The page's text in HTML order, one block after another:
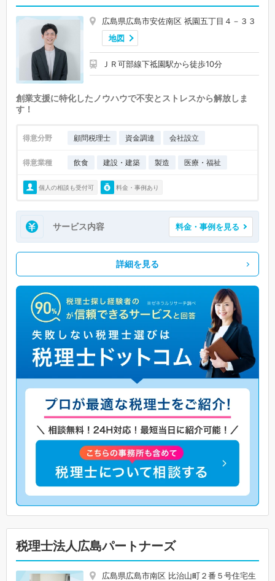
広島県広島市安佐南区 祇園五丁目４－３３
地図
ＪＲ可部線下祗園駅から徒歩10分
創業支援に特化したノウハウで不安とストレスから解放しま
す！
得意分野 顧問税理士 資金調達 会社設立
得意業種 飲食 建設・建築 製造 医療・福祉
個人の相談も受付可 料金・事例あり
サービス内容 料金・事例を見る
詳細を見る
税理士法人広島パートナーズ
広島県広島市南区 比治山町２番５号住宅生